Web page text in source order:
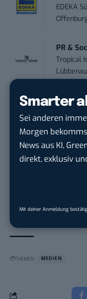
Smarter
Sei anderen
Morgen
News aus KI,
direkt, exklusiv
Mit deiner Anmeldung
EDEKA
PR &
Tropical
Social
(m...
THEMEN: MEDIEN